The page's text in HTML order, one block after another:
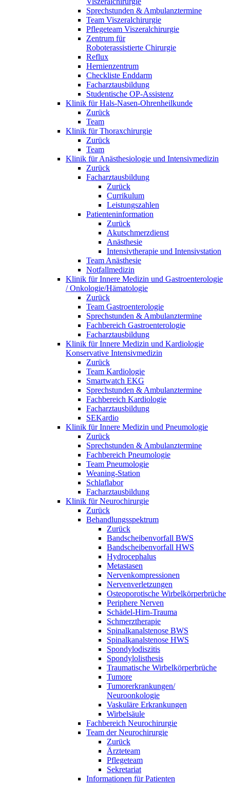
Sprechstunden & Ambulanztermine
Team Viszeralchirurgie
Pflegeteam Viszeralchirurgie
Zentrum für
Roboterassistierte Chirurgie
Reflux
Hernienzentrum
Checkliste Enddarm
Facharztausbildung
Studentische OP-Assistenz
Klinik für Hals-Nasen-Ohrenheilkunde
Zurück
Team
Klinik für Thoraxchirurgie
Zurück
Team
Klinik für Anästhesiologie und Intensivmedizin
Zurück
Facharztausbildung
Zurück
Currikulum
Leistungszahlen
Patienteninformation
Zurück
Akutschmerzdienst
Anästhesie
Intensivtherapie und Intensivstation
Team Anästhesie
Notfallmedizin
Klinik für Innere Medizin und Gastroenterologie
/ Onkologie/Hämatologie
Zurück
Team Gastroenterologie
Sprechstunden & Ambulanztermine
Fachbereich Gastroenterologie
Facharztausbildung
Klinik für Innere Medizin und Kardiologie
Konservative Intensivmedizin
Zurück
Team Kardiologie
Smartwatch EKG
Sprechstunden & Ambulanztermine
Fachbereich Kardiologie
Facharztausbildung
SEKardio
Klinik für Innere Medizin und Pneumologie
Zurück
Sprechstunden & Ambulanztermine
Fachbereich Pneumologie
Team Pneumologie
Weaning-Station
Schlaflabor
Facharztausbildung
Klinik für Neurochirurgie
Zurück
Behandlungsspektrum
Zurück
Bandscheibenvorfall BWS
Bandscheibenvorfall HWS
Hydrocephalus
Metastasen
Nervenkompressionen
Nervenverletzungen
Osteoporotische Wirbelkörperbrüche
Periphere Nerven
Schädel-Hirn-Trauma
Schmerztherapie
Spinalkanalstenose BWS
Spinalkanalstenose HWS
Spondylodiszitis
Spondylolisthesis
Traumatische Wirbelkörperbrüche
Tumore
Tumorerkrankungen/
Neuroonkologie
Vaskuläre Erkrankungen
Wirbelsäule
Fachbereich Neurochirurgie
Team der Neurochirurgie
Zurück
Ärzteteam
Pflegeteam
Sekretariat
Informationen für Patienten